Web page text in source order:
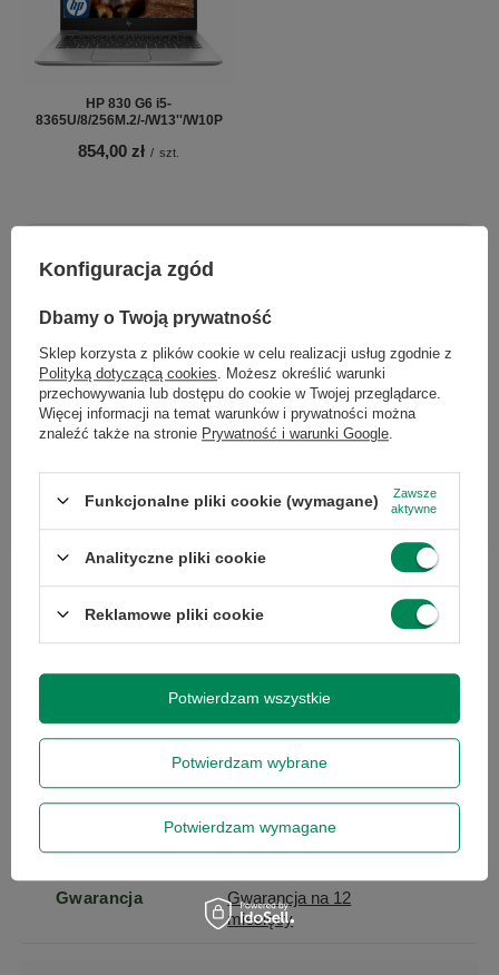
HP 830 G6 i5-
8365U/8/256M.2/-/W13''/W10P
854,00 zł / szt.
Chcesz się w czymś upewnić lub
masz dodatkowe pytanie?
Skorzystaj z naszej pomocy!
+48 796 758 658
info@greencomputers.pl
Specyfikacja
Dell
Latitude
Gwarancja
Gwarancja na 12
miesięcy
Konfiguracja zgód
Dbamy o Twoją prywatność
Sklep korzysta z plików cookie w celu realizacji usług zgodnie z
Polityką dotyczącą cookies . Możesz określić warunki
przechowywania lub dostępu do cookie w Twojej przeglądarce.
Więcej informacji na temat warunków i prywatności można
znaleźć także na stronie Prywatność i warunki Google
Funkcjonalne pliki cookie (wymagane)
Zawsze
aktywne
Analityczne pliki cookie
Reklamowe pliki cookie
Potwierdzam wybrane
Potwierdzam wymagane
Potwierdzam wszystkie